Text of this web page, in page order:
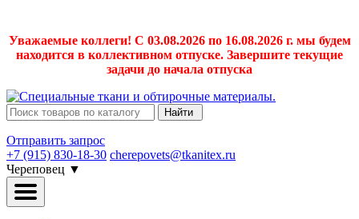
Уважаемые коллеги! С 03.08.2026 по 16.08.2026 г. мы будем
находится в коллективном отпуске. Завершите текущие
задачи до начала отпуска
Найти
Отправить запрос
+7 (915) 830-18-30 cherepovets@tkanitex.ru
Череповец ▼